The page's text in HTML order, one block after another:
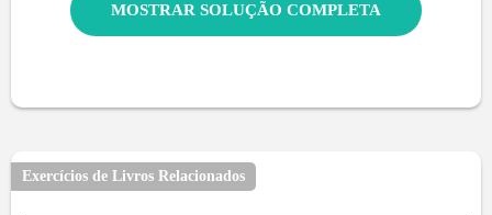
MOSTRAR SOLUÇÃO COMPLETA
Exercícios de Livros Relacionados